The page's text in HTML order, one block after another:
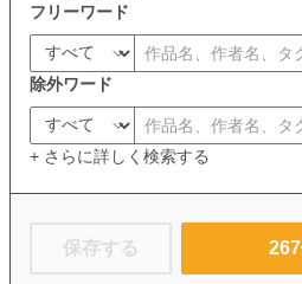
フリーワード
除外ワード
+ さらに詳しく検索する
保存する 267